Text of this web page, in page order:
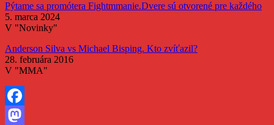
Pýtame sa promótera Fightmmanie.Dvere sú otvorené pre každého
5. marca 2024
V "Novinky"
Anderson Silva vs Michael Bisping. Kto zvíťazil?
28. februára 2016
V "MMA"
Facebook